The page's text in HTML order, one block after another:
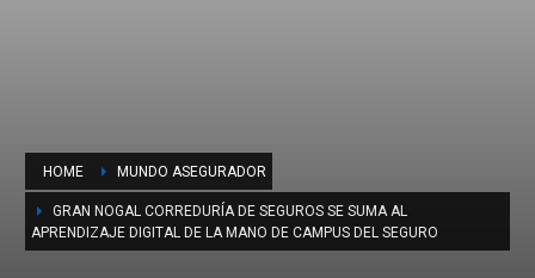
HOME MUNDO ASEGURADOR
GRAN NOGAL CORREDURÍA DE SEGUROS SE SUMA AL
APRENDIZAJE DIGITAL DE LA MANO DE CAMPUS DEL SEGURO